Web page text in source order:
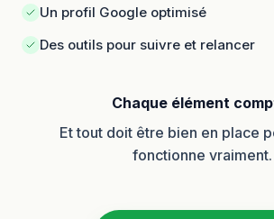
Un profil Google optimisé
Des outils pour suivre et relancer
Chaque élément
Et tout doit être bien en place
fonctionne vraiment.